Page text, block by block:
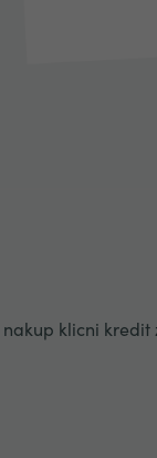
klicni